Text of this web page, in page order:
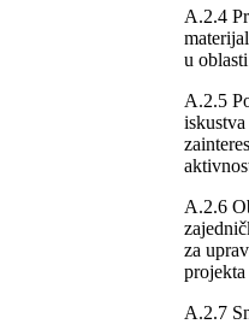
A.2.4
u
A.2.5
A.2.6
za
projekta
A.2.7